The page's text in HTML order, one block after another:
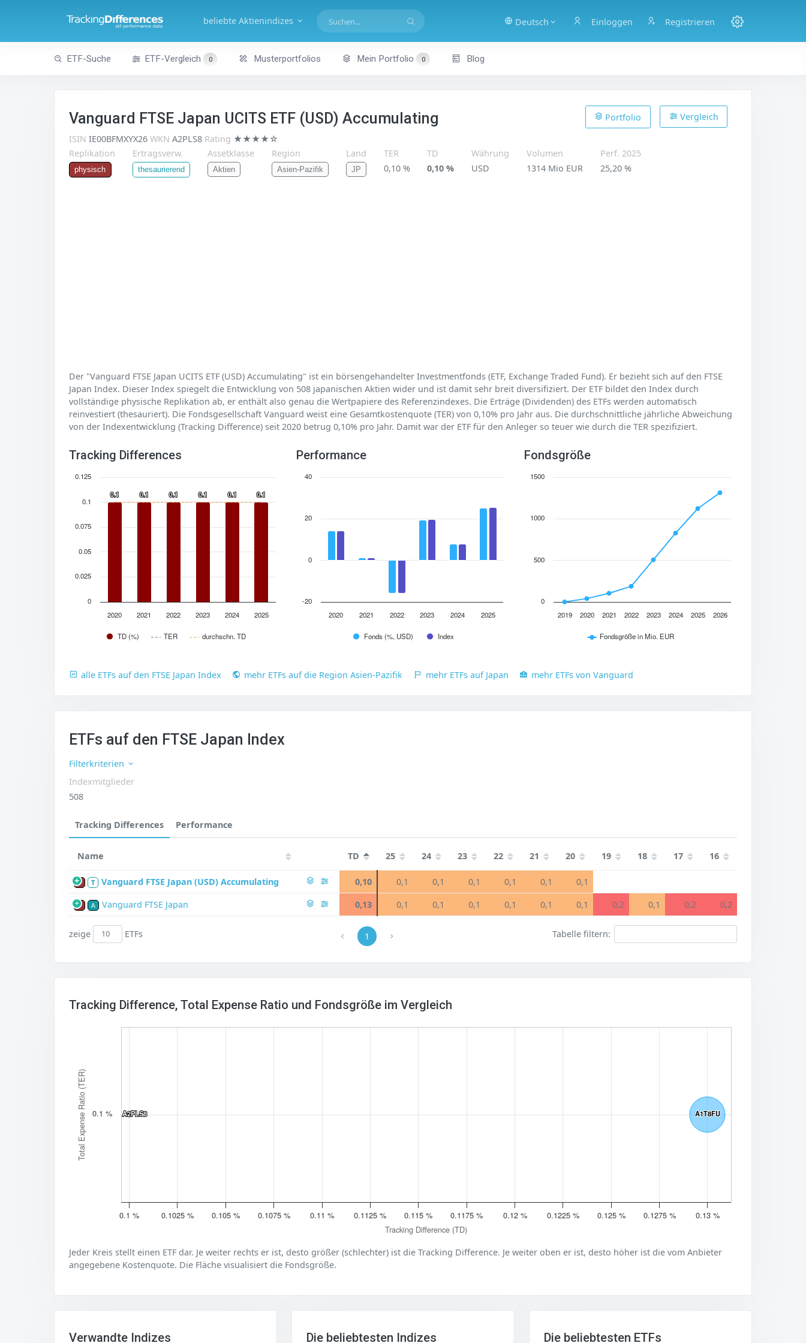
Deutsch Einloggen Registrieren
beliebte Aktienindizes
ETF-Suche ETF-Vergleich 0 Musterportfolios Mein Portfolio 0 Blog
Vanguard FTSE Japan UCITS ETF (USD) Accumulating Vergleich
Portfolio
ISIN IE00BFMXYX26 WKN A2PLS8 Rating ★★★★☆
Replikation
physisch
Ertragsverw.
thesaurierend
Assetklasse
Aktien
Region
Asien-Pazifik
Land
JP
TER
0,10 %
TD
0,10 %
Währung
USD
Volumen
1314 Mio EUR
Perf. 2025
25,20 %
Der "Vanguard FTSE Japan UCITS ETF (USD) Accumulating" ist ein börsengehandelter Investmentfonds (ETF, Exchange Traded Fund). Er bezieht sich auf den FTSE
Japan Index. Dieser Index spiegelt die Entwicklung von 508 japanischen Aktien wider und ist damit sehr breit diversifiziert. Der ETF bildet den Index durch
vollständige physische Replikation ab, er enthält also genau die Wertpapiere des Referenzindexes. Die Erträge (Dividenden) des ETFs werden automatisch
reinvestiert (thesauriert). Die Fondsgesellschaft Vanguard weist eine Gesamtkostenquote (TER) von 0,10% pro Jahr aus. Die durchschnittliche jährliche Abweichung
von der Indexentwicklung (Tracking Difference) seit 2020 betrug 0,10% pro Jahr. Damit war der ETF für den Anleger so teuer wie durch die TER spezifiziert.
Tracking Differences
0.1
0.1 0.1
0.1 0.1
0.1 0.1
0.1 0.1
0.1 0.1
0.1
TD (%) TER durchschn. TD
2020 2021 2022 2023 2024 2025
0
0.025
0.05
0.075
0.1
0.125
Performance
Fonds (%, USD) Index
2020 2021 2022 2023 2024 2025
-20
0
20
40
Fondsgröße
Fondsgröße in Mio. EUR
2019 2020 2021 2022 2023 2024 2025 2026
0
500
1000
1500
alle ETFs auf den FTSE Japan Index mehr ETFs auf die Region Asien-Pazifik mehr ETFs auf Japan mehr ETFs von Vanguard
ETFs auf den FTSE Japan Index
Filterkriterien
Indexmitglieder
508
Tracking Differences Performance
Name TD 25 24 23 22 21 20 19 18 17 16
P T Vanguard FTSE Japan (USD) Accumulating 0,10 0,1 0,1 0,1 0,1 0,1 0,1
P A Vanguard FTSE Japan 0,13 0,1 0,1 0,1 0,1 0,1 0,1 0,2 0,1 0,2 0,2
Tabelle filtern:
1
zeige ETFs
Tracking Difference, Total Expense Ratio und Fondsgröße im Vergleich
Tracking Difference (TD)
Total Expense Ratio (TER) A1T8FU
A1T8FU
A2PLS8
A2PLS8
0.1 % 0.1025 % 0.105 % 0.1075 % 0.11 % 0.1125 % 0.115 % 0.1175 % 0.12 % 0.1225 % 0.125 % 0.1275 % 0.13 %
0.1 %
Jeder Kreis stellt einen ETF dar. Je weiter rechts er ist, desto größer (schlechter) ist die Tracking Difference. Je weiter oben er ist, desto höher ist die vom Anbieter
angegebene Kostenquote. Die Fläche visualisiert die Fondsgröße.
Verwandte Indizes Die beliebtesten Indizes Die beliebtesten ETFs